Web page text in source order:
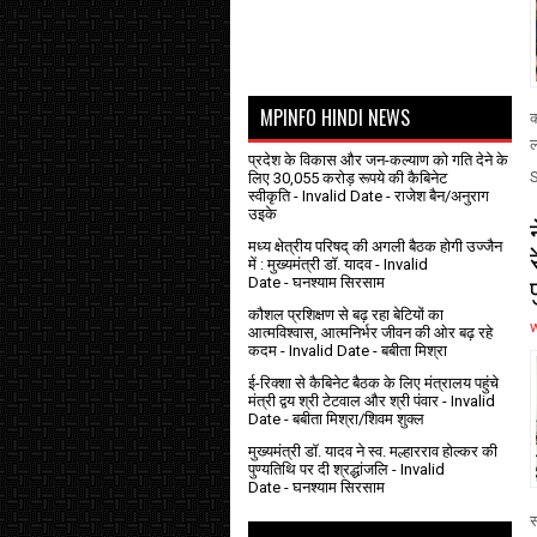
MPINFO HINDI NEWS
प्रदेश के विकास और जन-कल्याण को गति देने के
लिए 30,055 करोड़ रूपये की कैबिनेट
स्वीकृति- Invalid Date - राजेश बैन/अनुराग
उइके
मध्य क्षेत्रीय परिषद् की अगली बैठक होगी उज्जैन
में : मुख्यमंत्री डॉ. यादव- Invalid
Date - घनश्याम सिरसाम
कौशल प्रशिक्षण से बढ़ रहा बेटियों का
आत्मविश्वास, आत्मनिर्भर जीवन की ओर बढ़ रहे
कदम - Invalid Date - बबीता मिश्रा
ई-रिक्शा से कैबिनेट बैठक के लिए मंत्रालय पहुंचे
मंत्री द्वय श्री टेटवाल और श्री पंवार - Invalid
Date - बबीता मिश्रा/शिवम शुक्ल
मुख्यमंत्री डॉ. यादव ने स्व. मल्हारराव होल्कर की
पुण्यतिथि पर दी श्रद्धांजलि - Invalid
Date - घनश्याम सिरसाम